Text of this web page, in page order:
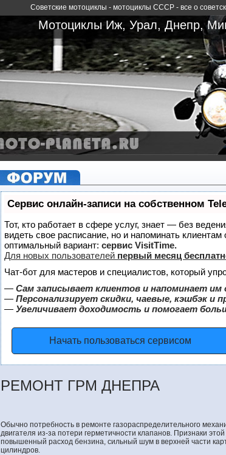
Советские мотоциклы - мотоциклы СССР - все о
Мотоциклы Иж, Урал, Днепр,
Сервис онлайн-записи на собственном
Тот, кто работает в сфере услуг, знает — без
видеть свое расписание, но и напоминать
оптимальный вариант: сервис VisitTime.
Для новых пользователей первый месяц
Чат-бот для мастеров и специалистов, который
— Сам записывает клиентов и напоминает им
— Персонализирует скидки, чаевые, кэшбэк и
— Увеличивает доходимость и помогает
Начать пользоваться сервисом
РЕМОНТ ГРМ ДНЕПРА
Обычно потребность в ремонте газораспределительного
двигателя из-за потери герметичности клапанов. Признаки
повышенный расход бензина, сильный шум в верхней части
цилиндров.